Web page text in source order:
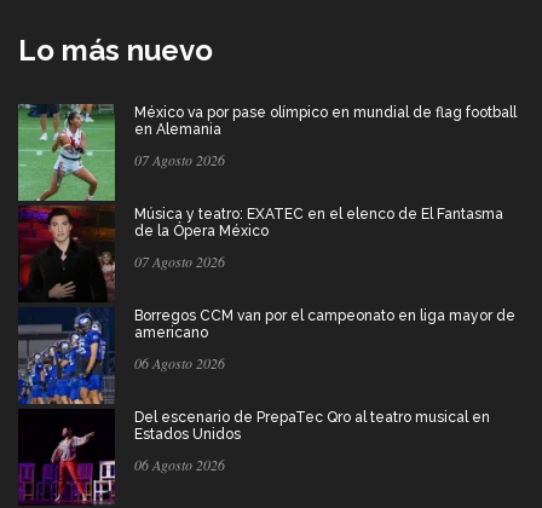
Lo más nuevo
México va por pase olímpico en mundial de flag football
en Alemania
07 Agosto 2026
Música y teatro: EXATEC en el elenco de El Fantasma
de la Ópera México
07 Agosto 2026
Borregos CCM van por el campeonato en liga mayor de
americano
06 Agosto 2026
Del escenario de PrepaTec Qro al teatro musical en
Estados Unidos
06 Agosto 2026